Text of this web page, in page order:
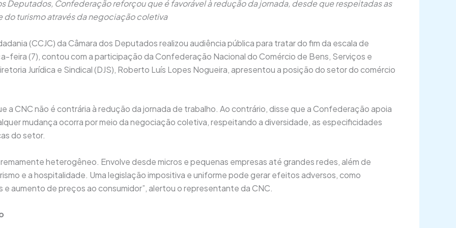
Deputados, Confederação reforçou que é favorável à redução da jornada, desde que respeitadas as
turismo através da negociação coletiva
(CCJC) da Câmara dos Deputados realizou audiência pública para tratar do fim da escala de
feira (7), contou com a participação da Confederação Nacional do Comércio de Bens, Serviços e
Jurídica e Sindical (DJS), Roberto Luís Lopes Nogueira, apresentou a posição do setor do comércio
a CNC não é contrária à redução da jornada de trabalho. Ao contrário, disse que a Confederação apoia
mudança ocorra por meio da negociação coletiva, respeitando a diversidade, as especificidades
do setor.
heterogêneo. Envolve desde micros e pequenas empresas até grandes redes, além de
e a hospitalidade. Uma legislação impositiva e uniforme pode gerar efeitos adversos, como
aumento de preços ao consumidor”, alertou o representante da CNC.